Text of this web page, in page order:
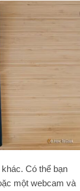
Có thể bạn
một webcam và